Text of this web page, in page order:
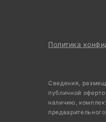
Политика
Сведения,
публичной
наличию,